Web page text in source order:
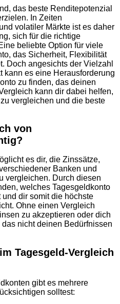
das beste Renditepotenzial
In Zeiten
volatiler Märkte ist es daher
sich für die richtige
beliebte Option für viele
das Sicherheit, Flexibilität
Doch angesichts der Vielzahl
kann es eine Herausforderung
zu finden, das deinen
kann dir dabei helfen,
vergleichen und die beste
von
es dir, die Zinssätze,
Banken und
vergleichen. Durch diesen
welches Tagesgeldkonto
dir somit die höchste
Ohne einen Vergleich
zu akzeptieren oder dich
nicht deinen Bedürfnissen
Tagesgeld-Vergleich
gibt es mehrere
solltest: